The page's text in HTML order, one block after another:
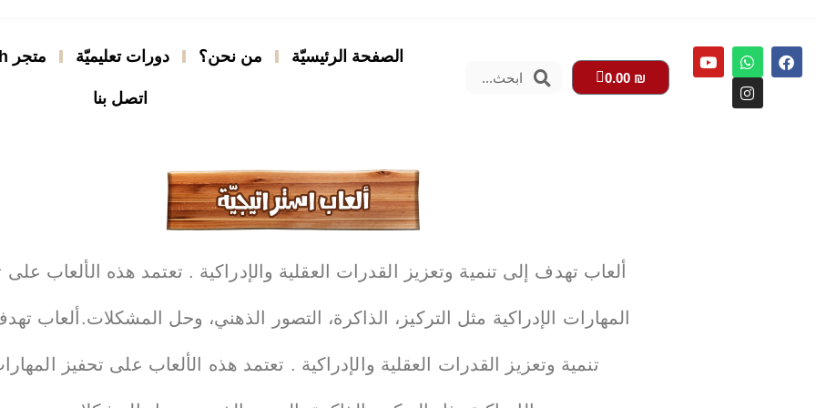
0.00 ₪
الصفحة الرئيسيّة من نحن؟ دورات تعليميّة متجر imath
اتصل بنا
ألعاب تهدف إلى تنمية وتعزيز القدرات العقلية والإدراكية . تعتمد هذه الألعاب على
المهارات الإدراكية مثل التركيز، الذاكرة، التصور الذهني، وحل المشكلات.ألعاب
تنمية وتعزيز القدرات العقلية والإدراكية . تعتمد هذه الألعاب على تحفيز